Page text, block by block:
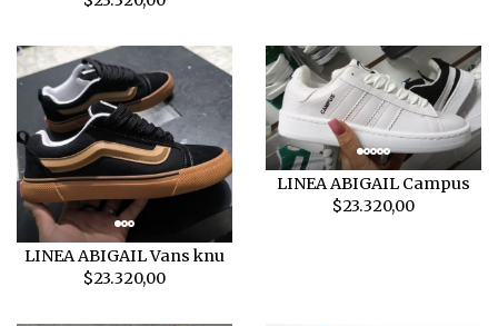
LINEA ABIGAIL Vans knu
$23.320,00
LINEA ABIGAIL Campus
$23.320,00